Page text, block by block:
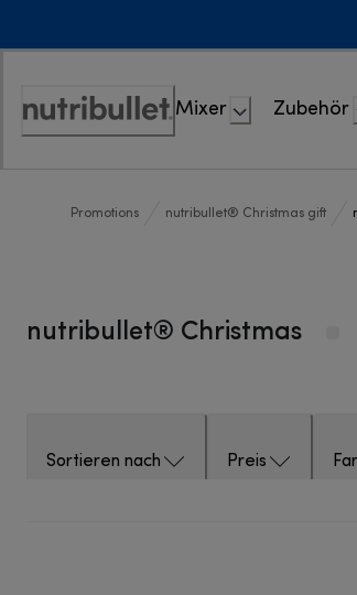
Erklärung
Mixer Zubehör
Promotions nutribullet® Christmas gift
nutribullet® Christmas
Sortieren nach Preis